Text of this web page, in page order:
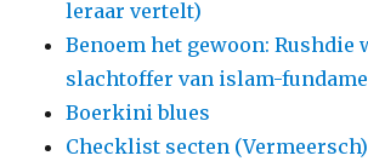
leraar vertelt)
Benoem het gewoon: Rushdie
slachtoffer van islam-
Boerkini blues
Checklist secten (Vermeersch)